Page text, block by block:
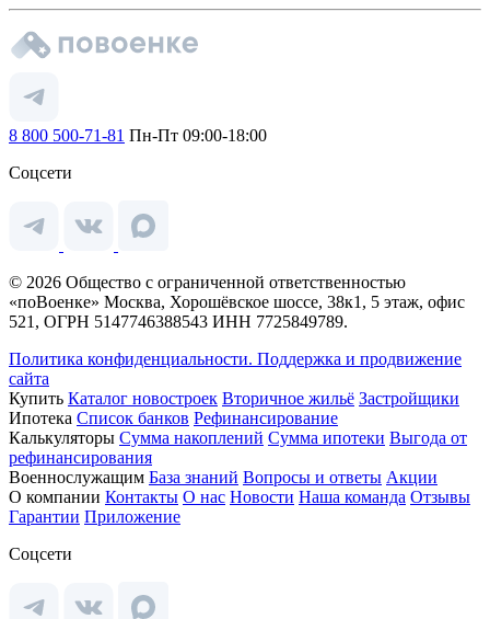
8 800 500-71-81 Пн-Пт 09:00-18:00
Соцсети
© 2026 Общество с ограниченной ответственностью
«поВоенке» Москва, Хорошёвское шоссе, 38к1, 5 этаж, офис
521, ОГРН 5147746388543 ИНН 7725849789.
Политика конфиденциальности. Поддержка и продвижение
сайта
Купить Каталог новостроек Вторичное жильё Застройщики
Ипотека Список банков Рефинансирование
Калькуляторы Сумма накоплений Сумма ипотеки Выгода от
рефинансирования
Военнослужащим База знаний Вопросы и ответы Акции
О компании Контакты О нас Новости Наша команда Отзывы
Гарантии Приложение
Соцсети